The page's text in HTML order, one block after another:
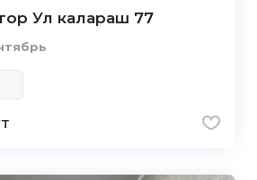
Ул калараш 77